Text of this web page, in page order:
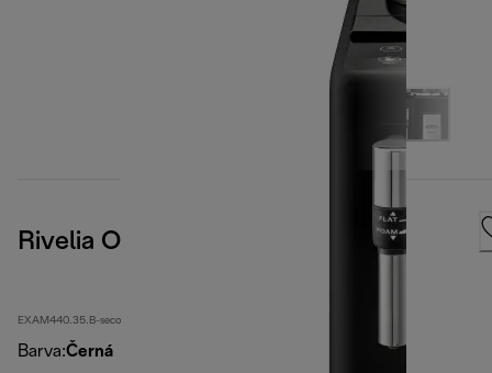
Rivelia Onyx Black
EXAM440.35.B-second
Barva:Černá